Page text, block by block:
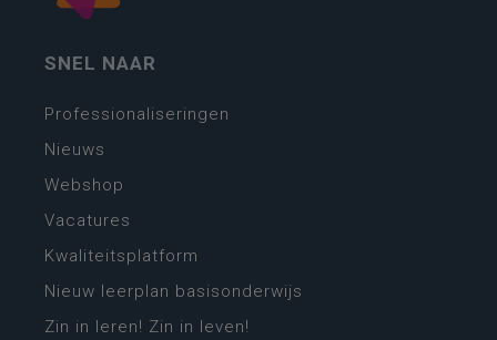
SNEL NAAR
Professionaliseringen
Nieuws
Webshop
Vacatures
Kwaliteitsplatform
Nieuw leerplan basisonderwijs
Zin in leren! Zin in leven!